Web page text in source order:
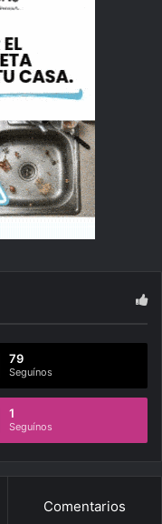
79
Seguínos
1
Seguínos
Comentarios